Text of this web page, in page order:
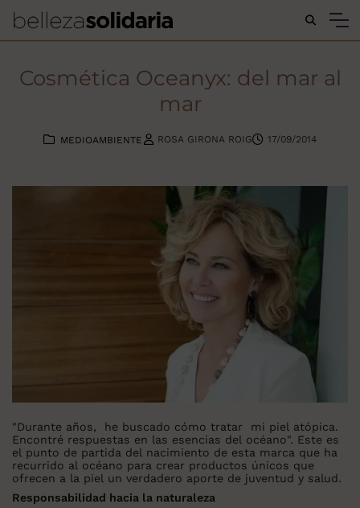
Buscar...
Cosmética Oceanyx: del mar al
mar
MEDIOAMBIENTE ROSA GIRONA ROIG 17/09/2014
"Durante años, he buscado cómo tratar mi piel atópica.
Encontré respuestas en las esencias del océano". Este es
el punto de partida del nacimiento de esta marca que ha
recurrido al océano para crear productos únicos que
ofrecen a la piel un verdadero aporte de juventud y salud.
Responsabilidad hacia la naturaleza